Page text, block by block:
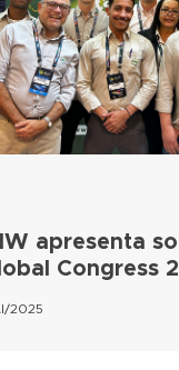
apresenta
Congress
2025